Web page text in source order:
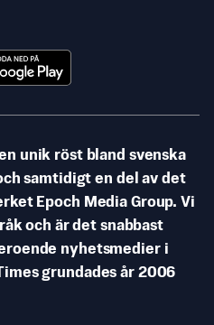
unik röst bland svenska
samtidigt en del av det
Epoch Media Group. Vi
och är det snabbast
nyhetsmedier i
grundades år 2006